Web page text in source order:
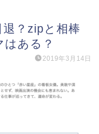
？zipと相棒
ある？
2019年3月14日